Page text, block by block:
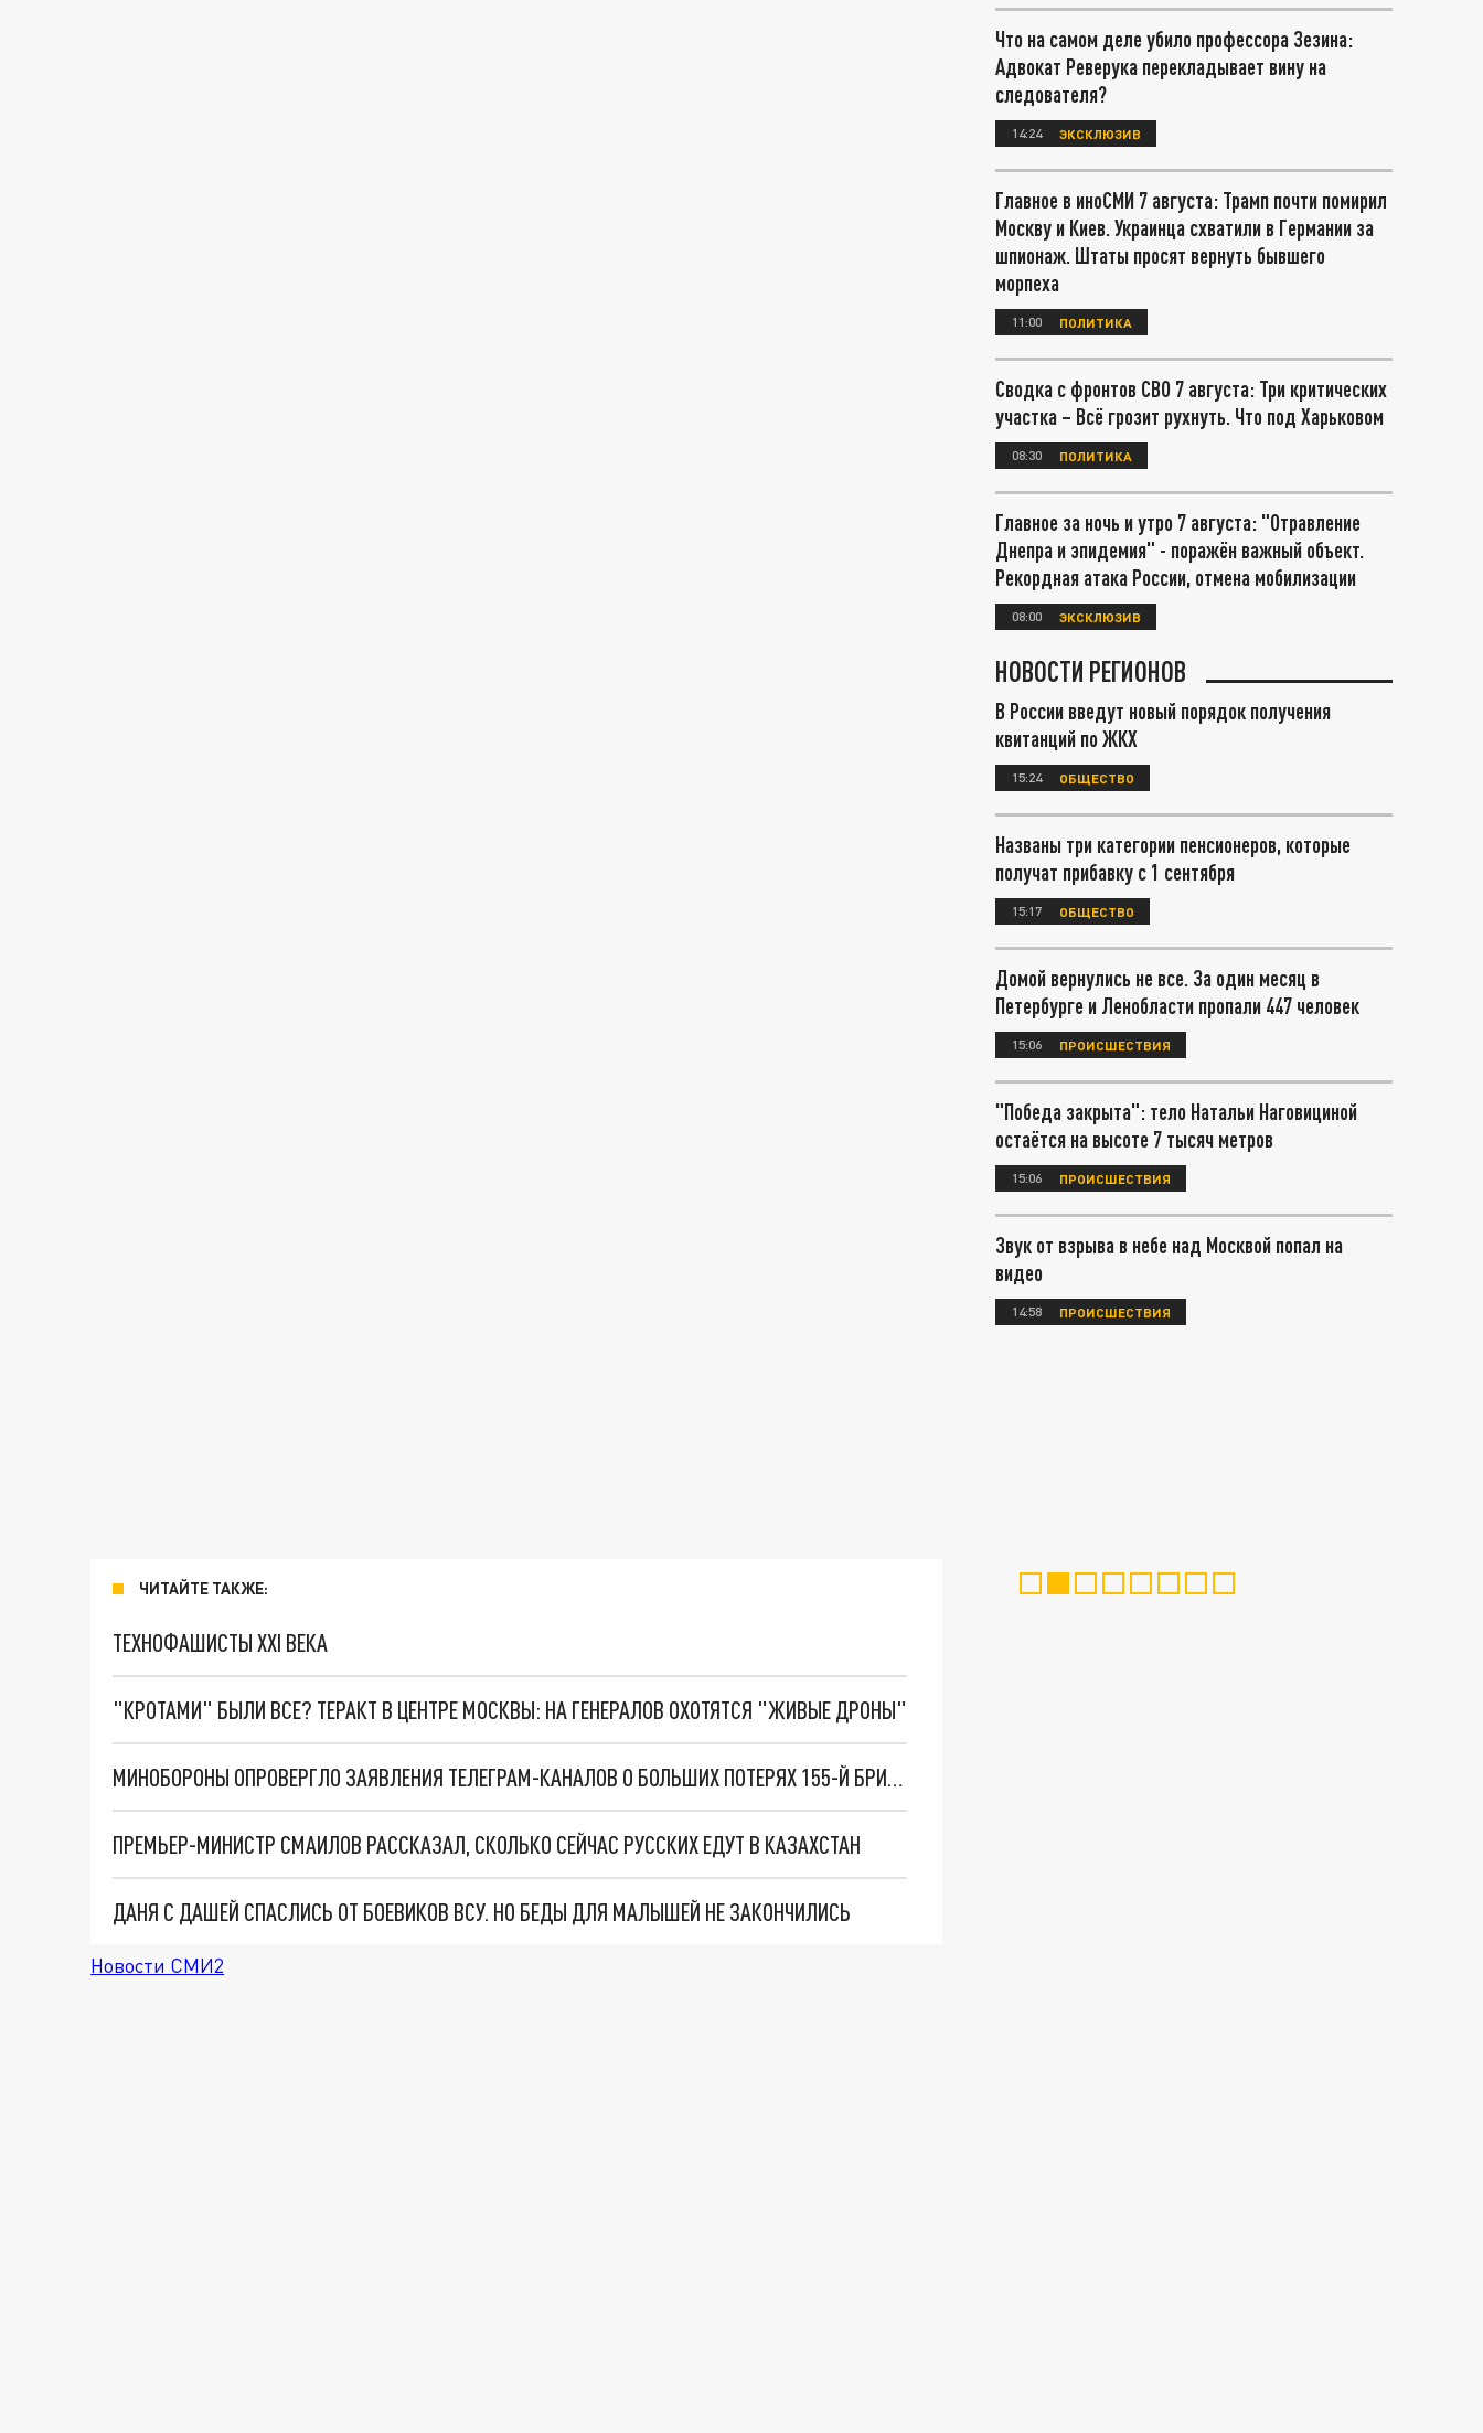
ЧИТАЙТЕ ТАКЖЕ:
ТЕХНОФАШИСТЫ XXI ВЕКА
"КРОТАМИ" БЫЛИ ВСЕ? ТЕРАКТ В ЦЕНТРЕ МОСКВЫ: НА ГЕНЕРАЛОВ ОХОТЯТСЯ "ЖИВЫЕ ДРОНЫ"
МИНОБОРОНЫ ОПРОВЕРГЛО ЗАЯВЛЕНИЯ ТЕЛЕГРАМ-КАНАЛОВ О БОЛЬШИХ ПОТЕРЯХ 155-Й БРИГАДЫ ТОФ
ПРЕМЬЕР-МИНИСТР СМАИЛОВ РАССКАЗАЛ, СКОЛЬКО СЕЙЧАС РУССКИХ ЕДУТ В КАЗАХСТАН
ДАНЯ С ДАШЕЙ СПАСЛИСЬ ОТ БОЕВИКОВ ВСУ. НО БЕДЫ ДЛЯ МАЛЫШЕЙ НЕ ЗАКОНЧИЛИСЬ
Новости СМИ2
Что на самом деле убило профессора Зезина:
Адвокат Реверука перекладывает вину на
следователя?
14:24 ЭКСКЛЮЗИВ
Главное в иноСМИ 7 августа: Трамп почти помирил
Москву и Киев. Украинца схватили в Германии за
шпионаж. Штаты просят вернуть бывшего
морпеха
11:00 ПОЛИТИКА
Сводка с фронтов СВО 7 августа: Три критических
участка – Всё грозит рухнуть. Что под Харьковом
08:30 ПОЛИТИКА
Главное за ночь и утро 7 августа: "Отравление
Днепра и эпидемия" - поражён важный объект.
Рекордная атака России, отмена мобилизации
08:00 ЭКСКЛЮЗИВ
НОВОСТИ РЕГИОНОВ
В России введут новый порядок получения
квитанций по ЖКХ
15:24 ОБЩЕСТВО
Названы три категории пенсионеров, которые
получат прибавку с 1 сентября
15:17 ОБЩЕСТВО
Домой вернулись не все. За один месяц в
Петербурге и Ленобласти пропали 447 человек
15:06 ПРОИСШЕСТВИЯ
"Победа закрыта": тело Натальи Наговициной
остаётся на высоте 7 тысяч метров
15:06 ПРОИСШЕСТВИЯ
Звук от взрыва в небе над Москвой попал на
видео
14:58 ПРОИСШЕСТВИЯ